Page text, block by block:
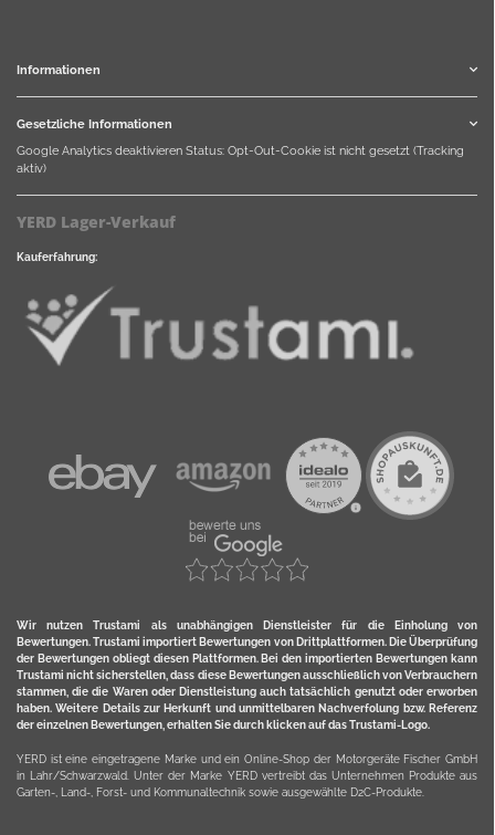
Informationen
Gesetzliche Informationen
Google Analytics deaktivieren Status: Opt-Out-Cookie ist nicht gesetzt (Tracking
aktiv)
YERD Lager-Verkauf
Kauferfahrung:
Wir nutzen Trustami als unabhängigen Dienstleister für die Einholung von
Bewertungen. Trustami importiert Bewertungen von Drittplattformen. Die Überprüfung
der Bewertungen obliegt diesen Plattformen. Bei den importierten Bewertungen kann
Trustami nicht sicherstellen, dass diese Bewertungen ausschließlich von Verbrauchern
stammen, die die Waren oder Dienstleistung auch tatsächlich genutzt oder erworben
haben. Weitere Details zur Herkunft und unmittelbaren Nachverfolung bzw. Referenz
der einzelnen Bewertungen, erhalten Sie durch klicken auf das Trustami-Logo.
YERD ist eine eingetragene Marke und ein Online-Shop der Motorgeräte Fischer GmbH
in Lahr/Schwarzwald. Unter der Marke YERD vertreibt das Unternehmen Produkte aus
Garten-, Land-, Forst- und Kommunaltechnik sowie ausgewählte D2C-Produkte.